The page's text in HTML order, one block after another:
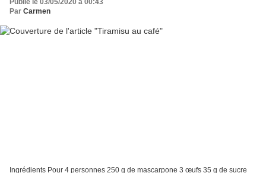
Publié le 03/05/2020 à 00:43
Par Carmen
Ingrédients Pour 4 personnes 250 g de mascarpone 3 œufs 35 g de sucre